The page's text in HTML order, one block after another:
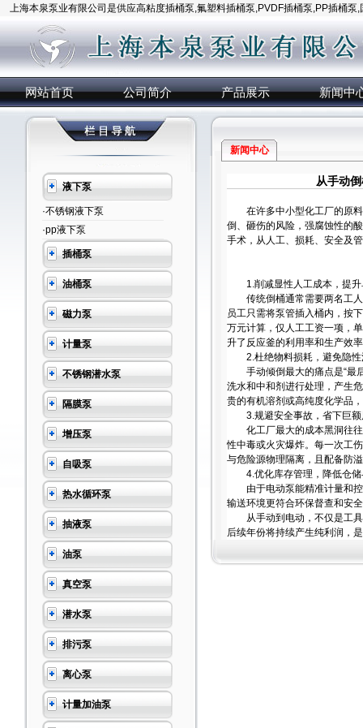
上海本泉泵业有限公司是供应高粘度插桶泵,氟塑料插桶泵,PVDF插桶泵,PP插桶泵
网站首页 公司简介 产品展示 新闻中
液下泵
·不锈钢液下泵
·pp液下泵
插桶泵
油桶泵
磁力泵
计量泵
不锈钢潜水泵
隔膜泵
增压泵
自吸泵
热水循环泵
抽液泵
油泵
真空泵
潜水泵
排污泵
离心泵
计量加油泵
新闻中心
从手动
在许多中小型化工厂的原料
倒、砸伤的风险，强腐蚀性的
手术，从人工、损耗、安全及
1.削减显性人工成本，提升
传统倒桶通常需要两名工人
员工只需将泵管插入桶内，按
万元计算，仅人工工资一项，
升了反应釜的利用率和生产效
2.杜绝物料损耗，避免隐性
手动倾倒最大的痛点是“最后
洗水和中和剂进行处理，产生
贵的有机溶剂或高纯度化学品
3.规避安全事故，省下巨额
化工厂最大的成本黑洞往往
性中毒或火灾爆炸。每一次工
与危险源物理隔离，且配备防
4.优化库存管理，降低仓储
由于电动泵能精准计量和控
输送环境更符合环保督查和安
从手动到电动，不仅是工具
后续年份将持续产生纯利润，